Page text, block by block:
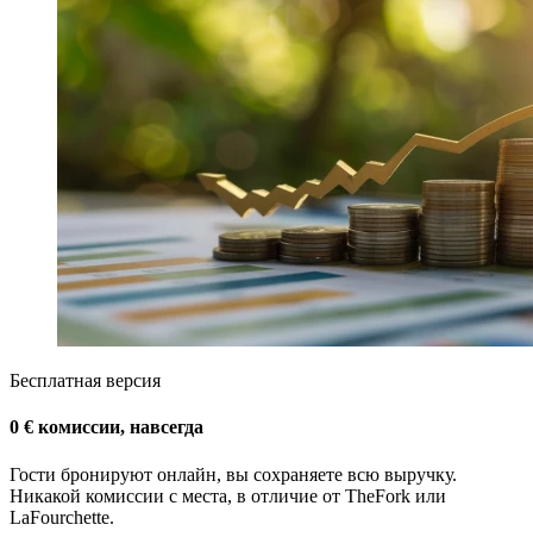
Бесплатная версия
0 € комиссии, навсегда
Гости бронируют онлайн, вы сохраняете всю выручку.
Никакой комиссии с места, в отличие от TheFork или
LaFourchette.